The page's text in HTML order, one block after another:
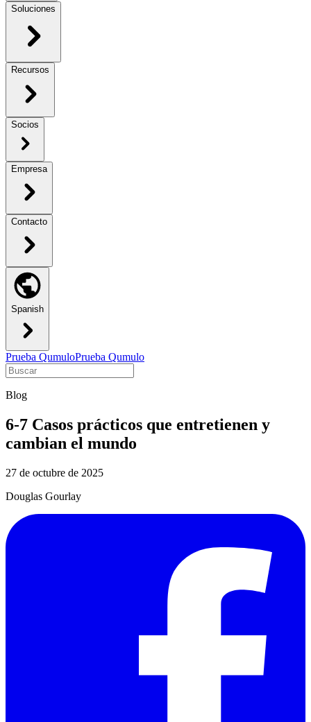
Soluciones
Recursos
Socios
Empresa
Contacto
Spanish
Prueba QumuloPrueba Qumulo
Blog
6-7 Casos prácticos que entretienen y
cambian el mundo
27 de octubre de 2025
Douglas Gourlay